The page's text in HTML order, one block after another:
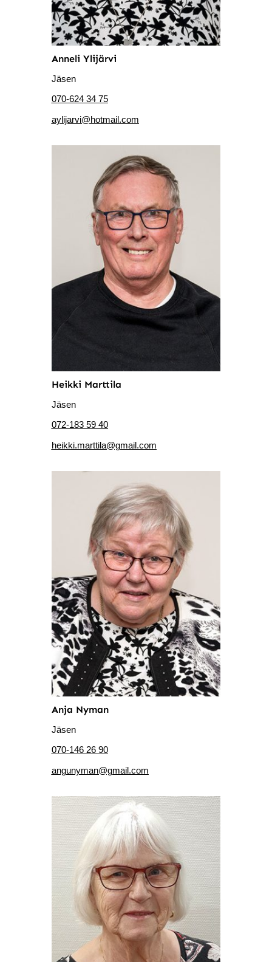
Anneli Ylijärvi
Jäsen
070-624 34 75
aylijarvi@hotmail.com
Heikki Marttila
Jäsen
072-183 59 40
heikki.marttila@gmail.com
Anja Nyman
Jäsen
070-146 26 90
angunyman@gmail.com